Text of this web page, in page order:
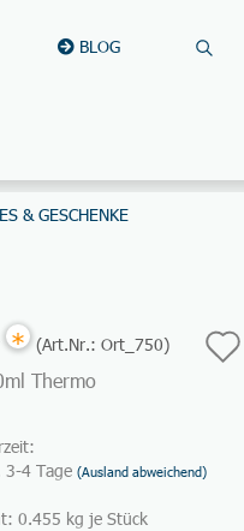
BLOG
E-Mail
& GESCHENKE
* (Art.Nr.: Ort_750)
Thermo
3-4 Tage (Ausland abweichend)
0.455 kg je Stück